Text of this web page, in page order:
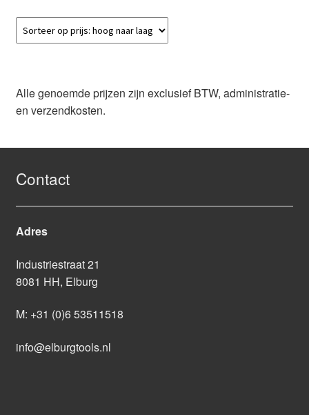
Alle genoemde prijzen zijn exclusief BTW, administratie-
en verzendkosten.
Contact
Adres
Industriestraat 21
8081 HH, Elburg
M: +31 (0)6 53511518
info@elburgtools.nl